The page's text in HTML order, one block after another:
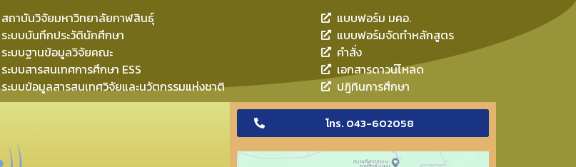
สถาบันวิจัยมหาวิทยาลัยกาฬสินธุ์
ระบบบันทึกประวัตินักศึกษา
ระบบฐานข้อมูลวิจัยคณะ
ระบบสารสนเทศการศึกษา ESS
ระบบข้อมูลสารสนเทศวิจัยและนวัตกรรมแห่งชาติ
แบบฟอร์ม มคอ.
แบบฟอร์มจัดทำหลักสูตร
คำสั่ง
เอกสารดาวน์โหลด
ปฎิทินการศึกษา
โทร. 043-602058